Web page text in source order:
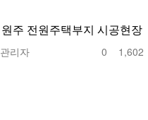
원주 전원주택부지 시공현장
관리자 0 1,602